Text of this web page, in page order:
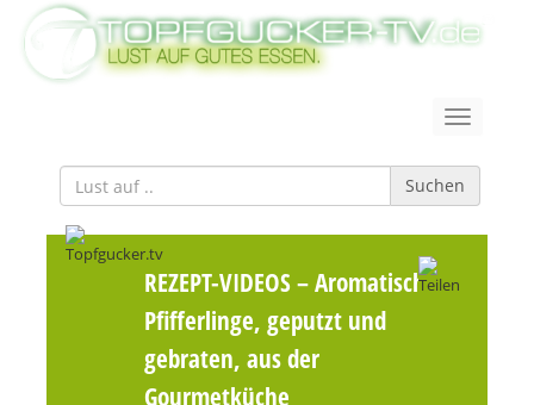
Suchen
REZEPT-VIDEOS– Aromatische
Pfifferlinge, geputzt und
gebraten, aus der
Gourmetküche